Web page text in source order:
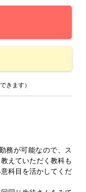
きます）
務が可能なので、ス
えていただく教科も
科目を活かしてくだ